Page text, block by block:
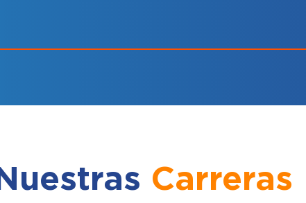
Nuestras Carreras